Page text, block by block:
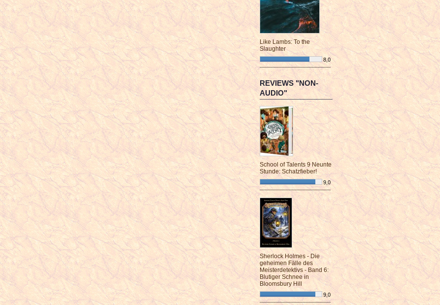
Like Lambs: To the
Slaughter
8,0
¯¯¯¯¯¯¯¯¯¯¯¯¯¯¯¯¯¯¯¯¯¯¯¯
REVIEWS "NON-
AUDIO"
School of Talents 9 Neunte
Stunde: Schatzfieber!
9,0
¯¯¯¯¯¯¯¯¯¯¯¯¯¯¯¯¯¯¯¯¯¯¯¯
Sherlock Holmes - Die
geheimen Fälle des
Meisterdetektivs - Band 6:
Blutiger Schnee in
Bloomsbury Hill
9,0